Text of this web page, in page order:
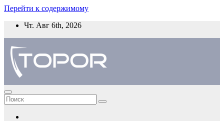
Перейти к содержимому
Чт. Авг 6th, 2026